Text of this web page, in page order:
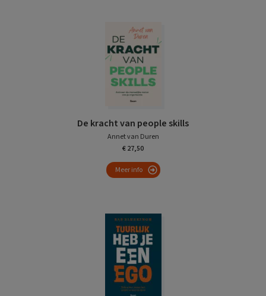
De kracht van people skills
Annet van Duren
€ 27,50
Meer info